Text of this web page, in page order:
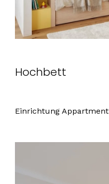
Hochbett
Einrichtung Appartment